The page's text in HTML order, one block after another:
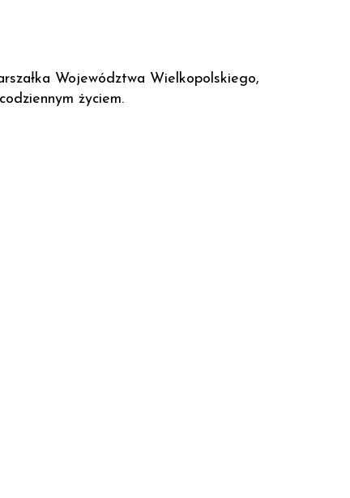
Województwa Wielkopolskiego,
życiem.